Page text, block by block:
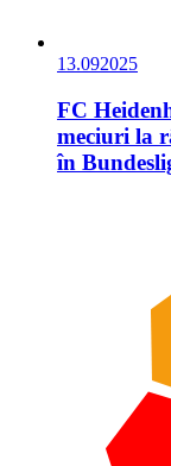
13.092025
FC
meciuri la
în